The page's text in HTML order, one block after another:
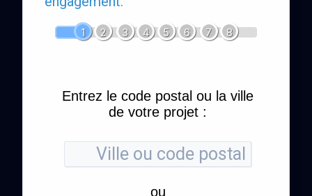
1 2 3 4 5 6 7 8
Entrez le code postal ou la ville
de votre projet :
ou